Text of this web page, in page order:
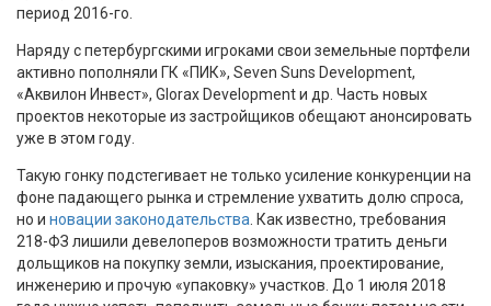
период 2016-го.
Наряду с петербургскими игроками свои земельные портфели
активно пополняли ГК «ПИК», Seven Suns Development,
«Аквилон Инвест», Glorax Development и др. Часть новых
проектов некоторые из застройщиков обещают анонсировать
уже в этом году.
Такую гонку подстегивает не только усиление конкуренции на
фоне падающего рынка и стремление ухватить долю спроса,
но и новации законодательства . Как известно, требования
218-ФЗ лишили девелоперов возможности тратить деньги
дольщиков на покупку земли, изыскания, проектирование,
инженерию и прочую «упаковку» участков. До 1 июля 2018